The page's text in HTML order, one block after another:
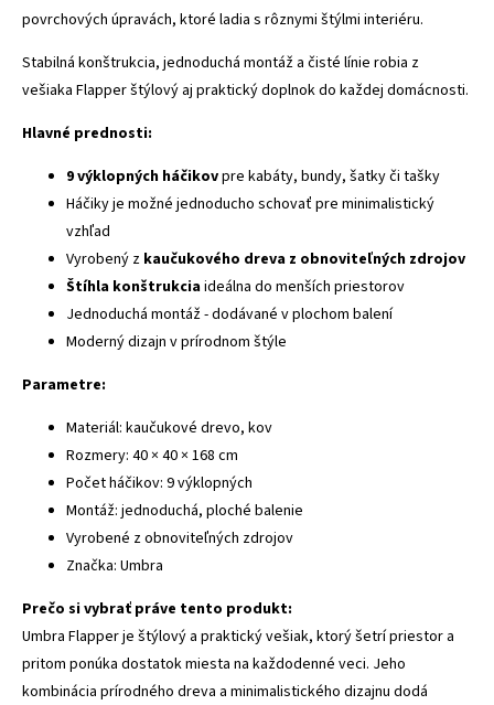
povrchových úpravách, ktoré ladia s rôznymi štýlmi interiéru.
Stabilná konštrukcia, jednoduchá montáž a čisté línie robia z
vešiaka Flapper štýlový aj praktický doplnok do každej domácnosti.
Hlavné prednosti:
9 výklopných háčikovpre kabáty, bundy, šatky či tašky
Háčiky je možné jednoducho schovať pre minimalistický
vzhľad
Vyrobený z kaučukového dreva z obnoviteľných zdrojov
Štíhla konštrukciaideálna do menších priestorov
Jednoduchá montáž - dodávané v plochom balení
Moderný dizajn v prírodnom štýle
Parametre:
Materiál: kaučukové drevo, kov
Rozmery: 40 × 40 × 168 cm
Počet háčikov: 9 výklopných
Montáž: jednoduchá, ploché balenie
Vyrobené z obnoviteľných zdrojov
Značka: Umbra
Prečo si vybrať práve tento produkt:
Umbra Flapper je štýlový a praktický vešiak, ktorý šetrí priestor a
pritom ponúka dostatok miesta na každodenné veci. Jeho
kombinácia prírodného dreva a minimalistického dizajnu dodá